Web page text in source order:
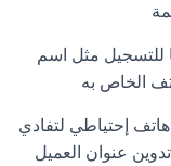
للتسجيل مثل اسم
الخاص به
إحتياطي لتفادي
عنوان العميل